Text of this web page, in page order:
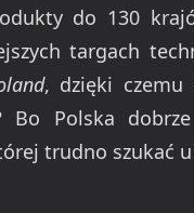
do 130
targach
, dzięki czemu
Bo Polska
trudno szukać